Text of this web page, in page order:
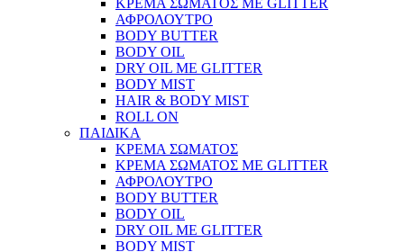
ΚΡΕΜΑ ΣΩΜΑΤΟΣ ΜΕ GLITTER
ΑΦΡΟΛΟΥΤΡΟ
BODY BUTTER
BODY OIL
DRY OIL ΜΕ GLITTER
BODY MIST
HAIR & BODY MIST
ROLL ON
ΠΑΙΔΙΚΑ
ΚΡΕΜΑ ΣΩΜΑΤΟΣ
ΚΡΕΜΑ ΣΩΜΑΤΟΣ ΜΕ GLITTER
ΑΦΡΟΛΟΥΤΡΟ
BODY BUTTER
BODY OIL
DRY OIL ΜΕ GLITTER
BODY MIST